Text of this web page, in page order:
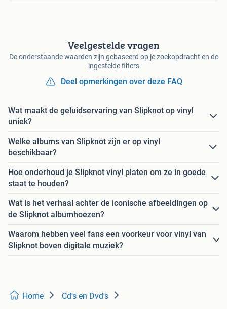
Veelgestelde vragen
De onderstaande waarden zijn gebaseerd op je zoekopdracht en de
ingestelde filters
Deel opmerkingen over deze FAQ
Wat maakt de geluidservaring van Slipknot op vinyl
uniek?
Welke albums van Slipknot zijn er op vinyl
beschikbaar?
Hoe onderhoud je Slipknot vinyl platen om ze in goede
staat te houden?
Wat is het verhaal achter de iconische afbeeldingen op
de Slipknot albumhoezen?
Waarom hebben veel fans een voorkeur voor vinyl van
Slipknot boven digitale muziek?
Home Cd's en Dvd's